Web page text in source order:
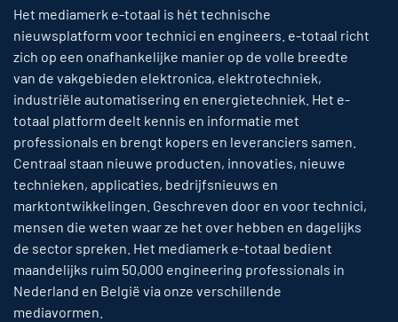
Het mediamerk e-totaal is hét technische
nieuwsplatform voor technici en engineers. e-totaal richt
zich op een onafhankelijke manier op de volle breedte
van de vakgebieden elektronica, elektrotechniek,
industriële automatisering en energietechniek. Het e-
totaal platform deelt kennis en informatie met
professionals en brengt kopers en leveranciers samen.
Centraal staan nieuwe producten, innovaties, nieuwe
technieken, applicaties, bedrijfsnieuws en
marktontwikkelingen. Geschreven door en voor technici,
mensen die weten waar ze het over hebben en dagelijks
de sector spreken. Het mediamerk e-totaal bedient
maandelijks ruim 50,000 engineering professionals in
Nederland en België via onze verschillende
mediavormen.